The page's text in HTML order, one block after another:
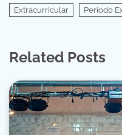
Extracurricular
Período
Related Posts